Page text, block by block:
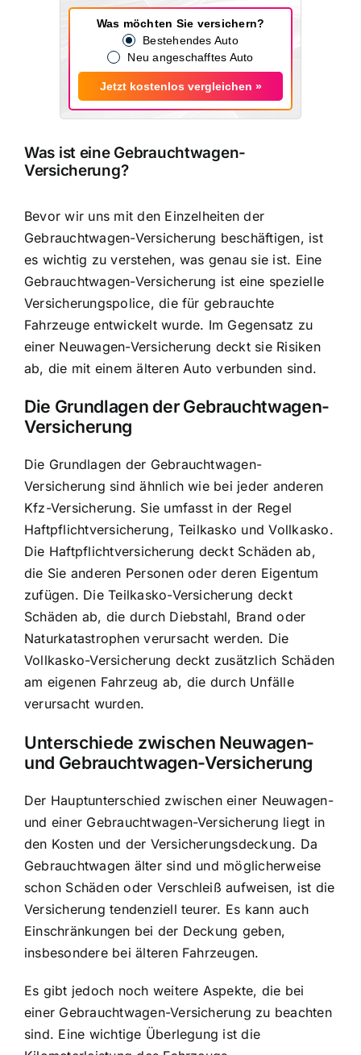
Was möchten Sie versichern?
Bestehendes Auto
Neu angeschafftes Auto
Jetzt kostenlos vergleichen »
Was ist eine Gebrauchtwagen-
Versicherung?
Bevor wir uns mit den Einzelheiten der
Gebrauchtwagen-Versicherung beschäftigen, ist
es wichtig zu verstehen, was genau sie ist. Eine
Gebrauchtwagen-Versicherung ist eine spezielle
Versicherungspolice, die für gebrauchte
Fahrzeuge entwickelt wurde. Im Gegensatz zu
einer Neuwagen-Versicherung deckt sie Risiken
ab, die mit einem älteren Auto verbunden sind.
Die Grundlagen der Gebrauchtwagen-
Versicherung
Die Grundlagen der Gebrauchtwagen-
Versicherung sind ähnlich wie bei jeder anderen
Kfz-Versicherung. Sie umfasst in der Regel
Haftpflichtversicherung, Teilkasko und Vollkasko.
Die Haftpflichtversicherung deckt Schäden ab,
die Sie anderen Personen oder deren Eigentum
zufügen. Die Teilkasko-Versicherung deckt
Schäden ab, die durch Diebstahl, Brand oder
Naturkatastrophen verursacht werden. Die
Vollkasko-Versicherung deckt zusätzlich Schäden
am eigenen Fahrzeug ab, die durch Unfälle
verursacht wurden.
Unterschiede zwischen Neuwagen-
und Gebrauchtwagen-Versicherung
Der Hauptunterschied zwischen einer Neuwagen-
und einer Gebrauchtwagen-Versicherung liegt in
den Kosten und der Versicherungsdeckung. Da
Gebrauchtwagen älter sind und möglicherweise
schon Schäden oder Verschleiß aufweisen, ist die
Versicherung tendenziell teurer. Es kann auch
Einschränkungen bei der Deckung geben,
insbesondere bei älteren Fahrzeugen.
Es gibt jedoch noch weitere Aspekte, die bei
einer Gebrauchtwagen-Versicherung zu beachten
sind. Eine wichtige Überlegung ist die